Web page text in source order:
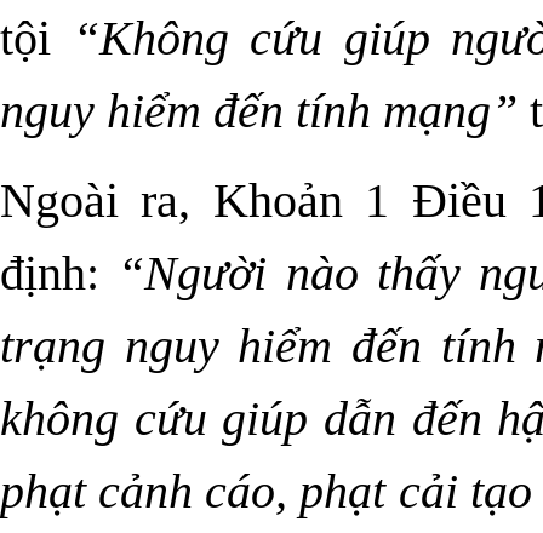
tội “Không cứu giúp
nguy hiểm đến tính mạng”
Ngoài ra, Khoản 1 Điều
định: “Người nào thấy
trạng nguy hiểm đến tính
không cứu giúp dẫn đến
phạt cảnh cáo, phạt cải